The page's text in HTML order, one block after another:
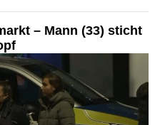
– Mann (33) sticht